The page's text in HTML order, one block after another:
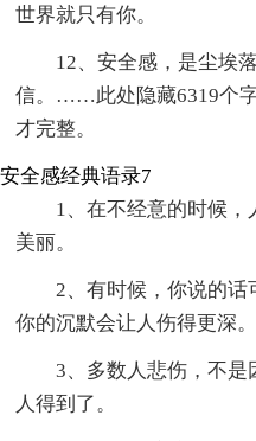
世界就只有你。
12、安全感，是尘埃
信。 ……此处隐藏6319个
才完整。
安全感经典语录7
1、在不经意的时候
美丽。
2、有时候，你说的话
你的沉默会让人伤得更深。
3、多数人悲伤，不是
人得到了。